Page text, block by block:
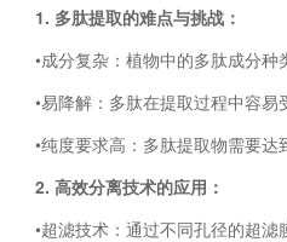
1. 多肽提取的难点与挑战：
•成分复杂：植物中的多肽成分种
•易降解：多肽在提取过程中容易
•纯度要求高：多肽提取物需要达
2. 高效分离技术的应用：
•超滤技术：通过不同孔径的超滤